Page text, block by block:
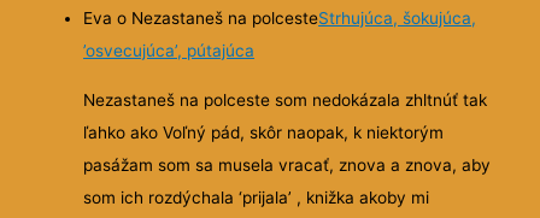
Eva o Nezastaneš na polcesteStrhujúca, šokujúca,
’osvecujúca’, pútajúca
Nezastaneš na polceste som nedokázala zhltnúť tak
ľahko ako Voľný pád, skôr naopak, k niektorým
pasážam som sa musela vracať, znova a znova, aby
som ich rozdýchala ‘prijala’ , knižkaakoby mi